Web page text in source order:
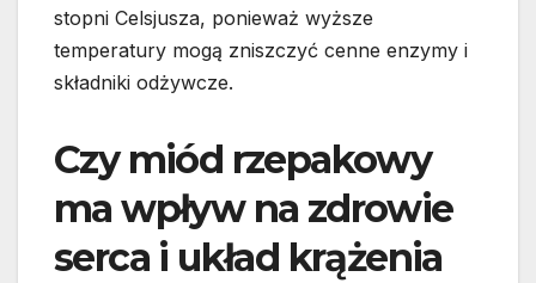
stopni Celsjusza, ponieważ wyższe
temperatury mogą zniszczyć cenne enzymy i
składniki odżywcze.
Czy miód rzepakowy
ma wpływ na zdrowie
serca i układ krążenia